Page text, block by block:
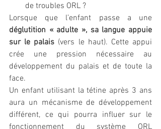
de troubles ORL ?
déglutition « adulte », sa langue appuie
sur le palais (vers le haut). Cette appui
crée une pression nécessaire au
développement du palais et de toute la
face.
Un enfant utilisant la tétine après 3 ans
aura un mécanisme de développement
différent, ce qui pourra influer sur le
fonctionnement du système ORL